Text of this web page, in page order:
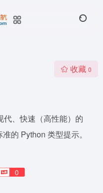
收藏 0
代、快速（高性能）的
的 Python 类型提示。
0